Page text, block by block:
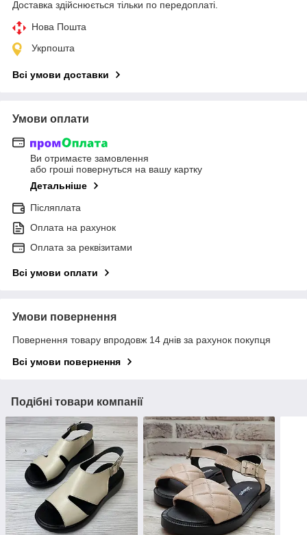
Доставка здійснюється тільки по передоплаті.
Нова Пошта
Укрпошта
Всі умови доставки
Умови оплати
Ви отримаєте замовлення
або гроші повернуться на вашу картку
Детальніше
Післяплата
Оплата на рахунок
Оплата за реквізитами
Всі умови оплати
Умови повернення
Повернення товару впродовж 14 днів за рахунок покупця
Всі умови повернення
Подібні товари компанії